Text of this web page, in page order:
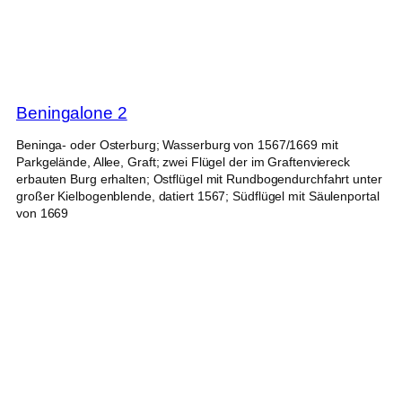
Beningalone 2
Beninga- oder Osterburg; Wasserburg von 1567/1669 mit
Parkgelände, Allee, Graft; zwei Flügel der im Graftenviereck
erbauten Burg erhalten; Ostflügel mit Rundbogendurchfahrt unter
großer Kielbogenblende, datiert 1567; Südflügel mit Säulenportal
von 1669